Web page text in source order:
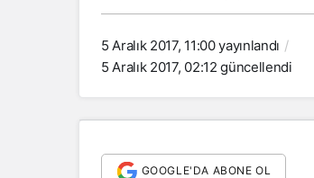
5 Aralık 2017, 11:00yayınlandı
5 Aralık 2017, 02:12 güncellendi
GOOGLE'DA ABONE OL